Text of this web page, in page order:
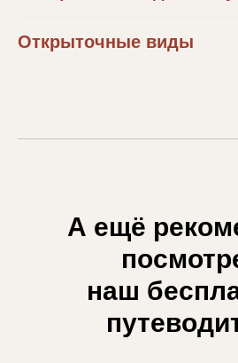
Открыточные виды
А ещё
наш